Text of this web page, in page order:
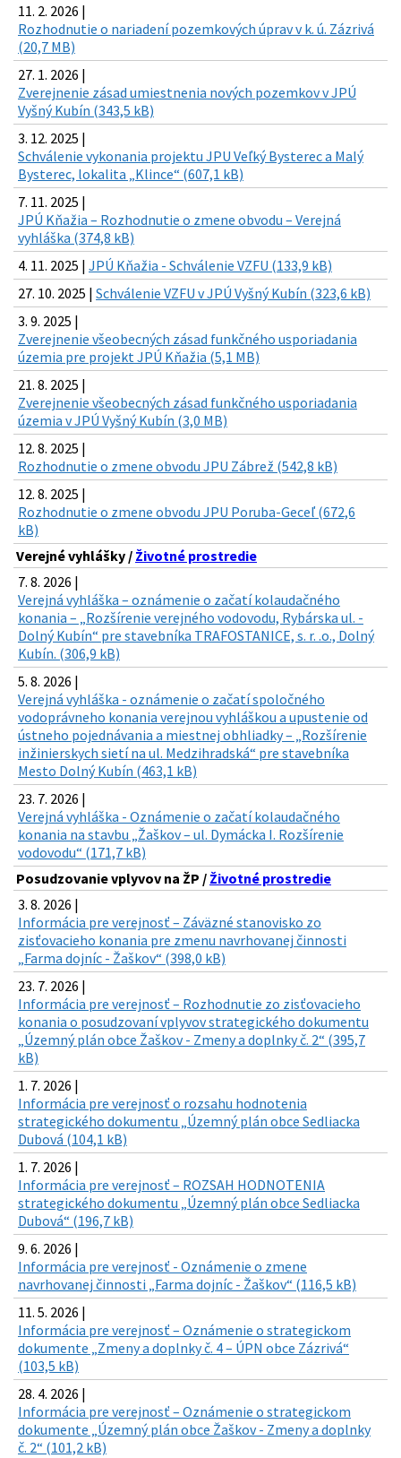
11. 2. 2026 |
Rozhodnutie o nariadení pozemkových úprav v k. ú. Zázrivá
(20,7 MB)
27. 1. 2026 |
Zverejnenie zásad umiestnenia nových pozemkov v JPÚ
Vyšný Kubín (343,5 kB)
3. 12. 2025 |
Schválenie vykonania projektu JPU Veľký Bysterec a Malý
Bysterec, lokalita „Klince“ (607,1 kB)
7. 11. 2025 |
JPÚ Kňažia – Rozhodnutie o zmene obvodu – Verejná
vyhláška (374,8 kB)
4. 11. 2025 | JPÚ Kňažia - Schválenie VZFU (133,9 kB)
27. 10. 2025 | Schválenie VZFU v JPÚ Vyšný Kubín (323,6 kB)
3. 9. 2025 |
Zverejnenie všeobecných zásad funkčného usporiadania
územia pre projekt JPÚ Kňažia (5,1 MB)
21. 8. 2025 |
Zverejnenie všeobecných zásad funkčného usporiadania
územia v JPÚ Vyšný Kubín (3,0 MB)
12. 8. 2025 |
Rozhodnutie o zmene obvodu JPU Zábrež (542,8 kB)
12. 8. 2025 |
Rozhodnutie o zmene obvodu JPU Poruba-Geceľ (672,6
kB)
Verejné vyhlášky / Životné prostredie
7. 8. 2026 |
Verejná vyhláška – oznámenie o začatí kolaudačného
konania – „Rozšírenie verejného vodovodu, Rybárska ul. -
Dolný Kubín“ pre stavebníka TRAFOSTANICE, s. r. .o., Dolný
Kubín. (306,9 kB)
5. 8. 2026 |
Verejná vyhláška - oznámenie o začatí spoločného
vodoprávneho konania verejnou vyhláškou a upustenie od
ústneho pojednávania a miestnej obhliadky – „Rozšírenie
inžinierskych sietí na ul. Medzihradská“ pre stavebníka
Mesto Dolný Kubín (463,1 kB)
23. 7. 2026 |
Verejná vyhláška - Oznámenie o začatí kolaudačného
konania na stavbu „Žaškov – ul. Dymácka I. Rozšírenie
vodovodu“ (171,7 kB)
Posudzovanie vplyvov na ŽP / Životné prostredie
3. 8. 2026 |
Informácia pre verejnosť – Záväzné stanovisko zo
zisťovacieho konania pre zmenu navrhovanej činnosti
„Farma dojníc - Žaškov“ (398,0 kB)
23. 7. 2026 |
Informácia pre verejnosť – Rozhodnutie zo zisťovacieho
konania o posudzovaní vplyvov strategického dokumentu
„Územný plán obce Žaškov - Zmeny a doplnky č. 2“ (395,7
kB)
1. 7. 2026 |
Informácia pre verejnosť o rozsahu hodnotenia
strategického dokumentu „Územný plán obce Sedliacka
Dubová (104,1 kB)
1. 7. 2026 |
Informácia pre verejnosť – ROZSAH HODNOTENIA
strategického dokumentu „Územný plán obce Sedliacka
Dubová“ (196,7 kB)
9. 6. 2026 |
Informácia pre verejnosť - Oznámenie o zmene
navrhovanej činnosti „Farma dojníc - Žaškov“ (116,5 kB)
11. 5. 2026 |
Informácia pre verejnosť – Oznámenie o strategickom
dokumente „Zmeny a doplnky č. 4 – ÚPN obce Zázrivá“
(103,5 kB)
28. 4. 2026 |
Informácia pre verejnosť – Oznámenie o strategickom
dokumente „Územný plán obce Žaškov - Zmeny a doplnky
č. 2“ (101,2 kB)